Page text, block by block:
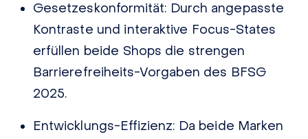
Gesetzeskonformität: Durch angepasste
Kontraste und interaktive Focus-States
erfüllen beide Shops die strengen
Barrierefreiheits-Vorgaben des BFSG
2025.
Entwicklungs-Effizienz: Da beide Marken